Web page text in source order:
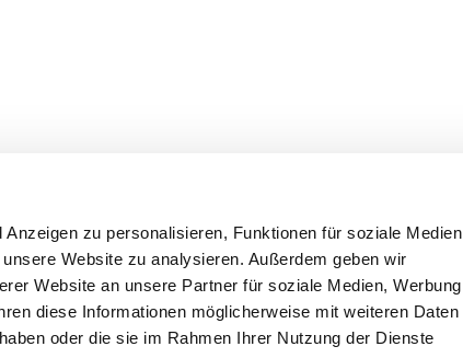
zu personalisieren, Funktionen für soziale Medien
Website zu analysieren. Außerdem geben wir
Website an unsere Partner für soziale Medien, Werbung
diese Informationen möglicherweise mit weiteren Daten
oder die sie im Rahmen Ihrer Nutzung der Dienste